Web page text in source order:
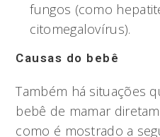
fungos (como
citomegalovírus).
Causas do bebê
Também há situações
bebê de mamar
como é mostrado a